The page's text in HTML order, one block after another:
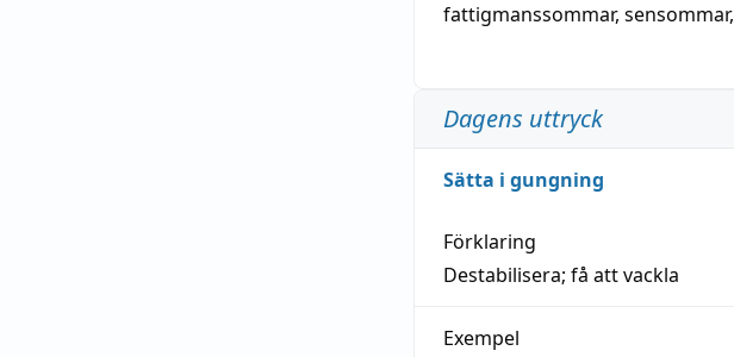
fattigmanssommar, sensommar,
Dagens uttryck
Sätta i gungning
Förklaring
Destabilisera; få att vackla
Exempel